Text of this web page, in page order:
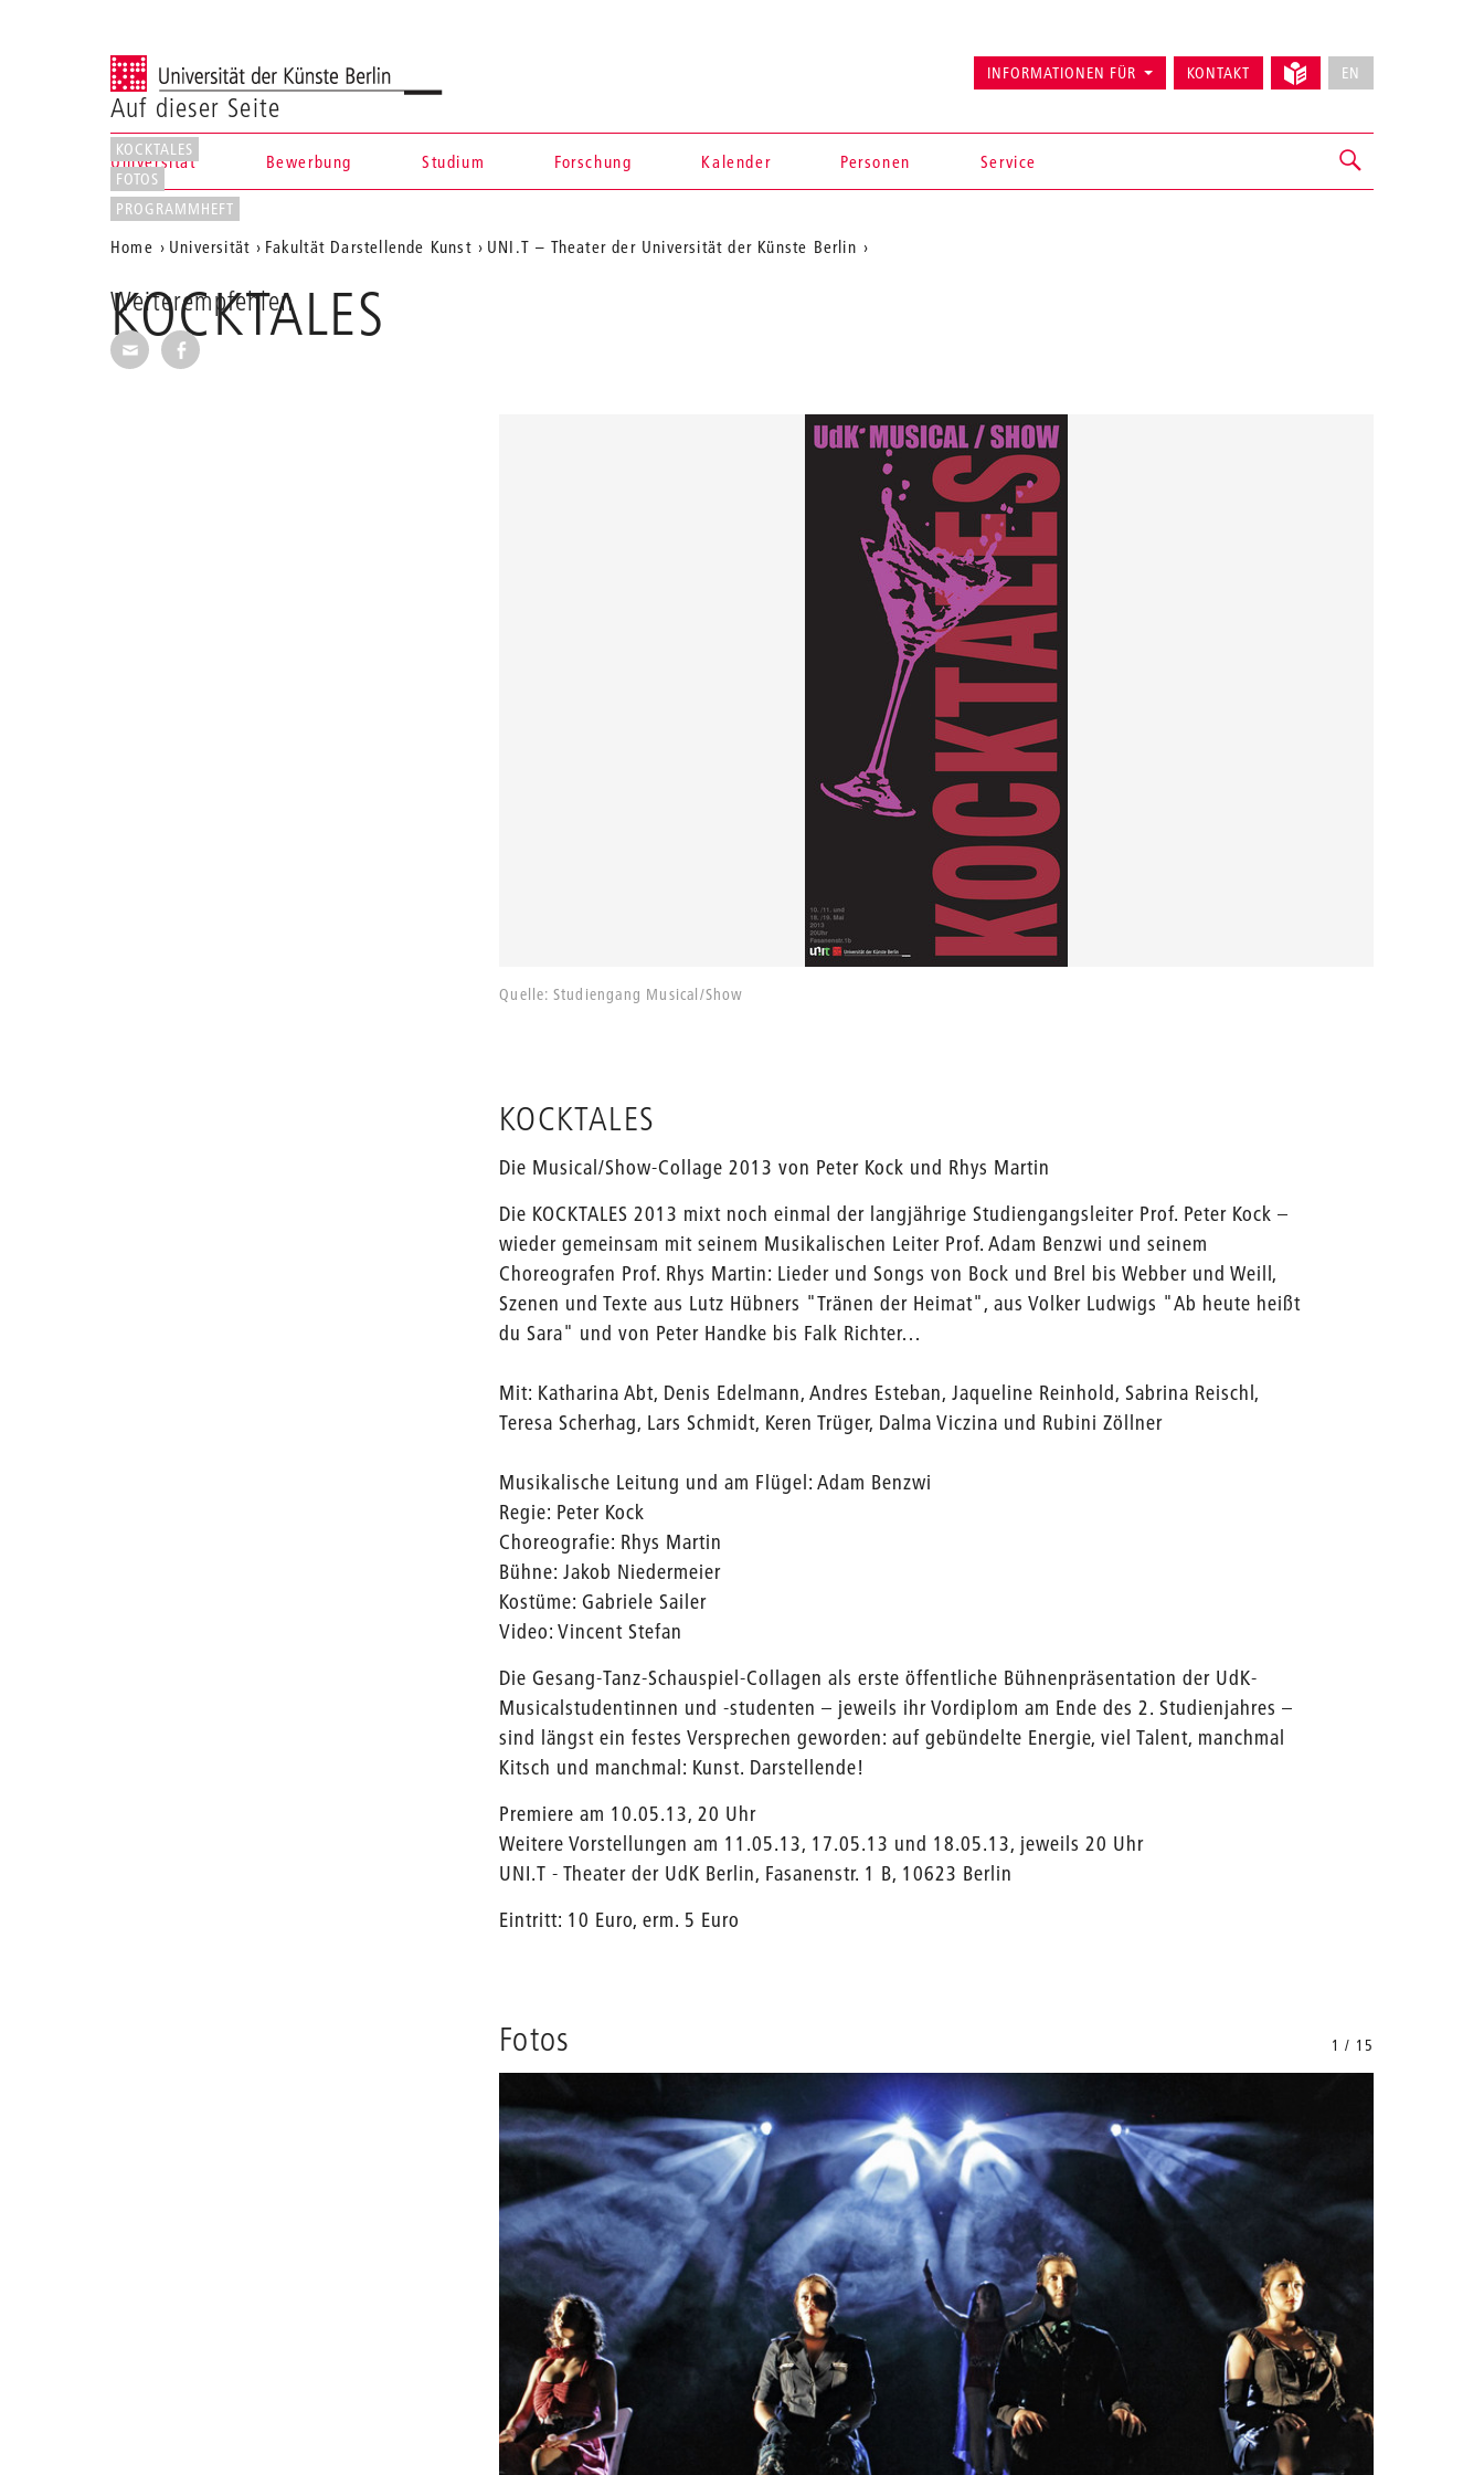
Universität der Künste Berlin
Navigation &
Suche
Universität Bewerbung Studium Forschung Kalender Personen Service
INFORMATIONEN FÜR KONTAKT EN
Aktuelle
Position
auf
der
Home Universität Fakultät Darstellende Kunst UNI.T – Theater der Universität der Künste Berlin
KOCKTALES
Auf dieser Seite
KOCKTALES
FOTOS
PROGRAMMHEFT
Weiterempfehlen
Seite per E-Mail weiterempfehlen
Seite auf Facebook weiterempfehlen
Quelle: Studiengang Musical/Show
KOCKTALES
Die Musical/Show-Collage 2013 von Peter Kock und Rhys Martin
Die KOCKTALES 2013 mixt noch einmal der langjährige Studiengangsleiter Prof. Peter Kock –
wieder gemeinsam mit seinem Musikalischen Leiter Prof. Adam Benzwi und seinem
Choreografen Prof. Rhys Martin: Lieder und Songs von Bock und Brel bis Webber und Weill,
Szenen und Texte aus Lutz Hübners "Tränen der Heimat", aus Volker Ludwigs "Ab heute heißt
du Sara" und von Peter Handke bis Falk Richter…
Mit: Katharina Abt, Denis Edelmann, Andres Esteban, Jaqueline Reinhold, Sabrina Reischl,
Teresa Scherhag, Lars Schmidt, Keren Trüger, Dalma Viczina und Rubini Zöllner
Musikalische Leitung und am Flügel: Adam Benzwi
Regie: Peter Kock
Choreografie: Rhys Martin
Bühne: Jakob Niedermeier
Kostüme: Gabriele Sailer
Video: Vincent Stefan
Die Gesang-Tanz-Schauspiel-Collagen als erste öffentliche Bühnenpräsentation der UdK-
Musicalstudentinnen und -studenten – jeweils ihr Vordiplom am Ende des 2. Studienjahres –
sind längst ein festes Versprechen geworden: auf gebündelte Energie, viel Talent, manchmal
Kitsch und manchmal: Kunst. Darstellende!
Premiere am 10.05.13, 20 Uhr
Weitere Vorstellungen am 11.05.13, 17.05.13 und 18.05.13, jeweils 20 Uhr
UNI.T - Theater der UdK Berlin, Fasanenstr. 1 B, 10623 Berlin
Eintritt: 10 Euro, erm. 5 Euro
Fotos 1 / 15